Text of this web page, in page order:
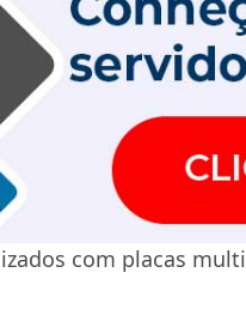
com placas